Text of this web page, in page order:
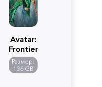
Avatar:
Frontiers
of
Pandora
Размер:
136 GB